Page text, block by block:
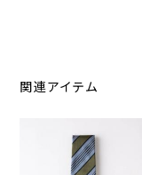
関連アイテム